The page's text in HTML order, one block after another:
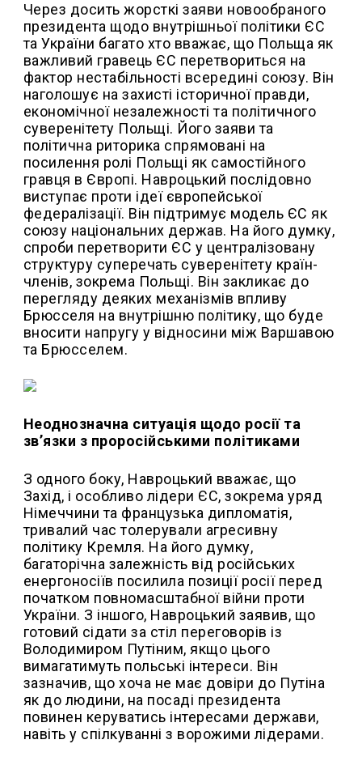
Через досить жорсткі заяви новообраного
президента щодо внутрішньої політики ЄС
та України багато хто вважає, що Польща як
важливий гравець ЄС перетвориться на
фактор нестабільності всередині союзу. Він
наголошує на захисті історичної правди,
економічної незалежності та політичного
суверенітету Польщі. Його заяви та
політична риторика спрямовані на
посилення ролі Польщі як самостійного
гравця в Європі. Навроцький послідовно
виступає проти ідеї європейської
федералізації. Він підтримує модель ЄС як
союзу національних держав. На його думку,
спроби перетворити ЄС у централізовану
структуру суперечать суверенітету країн-
членів, зокрема Польщі. Він закликає до
перегляду деяких механізмів впливу
Брюсселя на внутрішню політику, що буде
вносити напругу у відносини між Варшавою
та Брюсселем.
Неоднозначна ситуація щодо росії та
зв’язки з проросійськими політиками
З одного боку, Навроцький вважає, що
Захід, і особливо лідери ЄС, зокрема уряд
Німеччини та французька дипломатія,
тривалий час толерували агресивну
політику Кремля. На його думку,
багаторічна залежність від російських
енергоносіїв посилила позиції росії перед
початком повномасштабної війни проти
України. З іншого, Навроцький заявив, що
готовий сідати за стіл переговорів із
Володимиром Путіним, якщо цього
вимагатимуть польські інтереси. Він
зазначив, що хоча не має довіри до Путіна
як до людини, на посаді президента
повинен керуватись інтересами держави,
навіть у спілкуванні з ворожими лідерами.